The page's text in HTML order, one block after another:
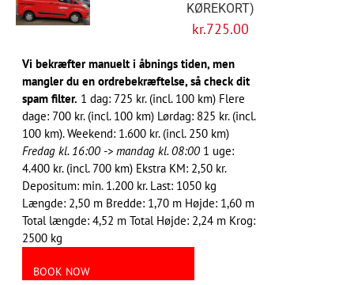
KØREKORT)
kr.725.00
Vi bekræfter manuelt i åbnings tiden, men
mangler du en ordrebekræftelse, så check dit
spam filter. 1 dag: 725 kr. (incl. 100 km) Flere
dage: 700 kr. (incl. 100 km) Lørdag: 825 kr. (incl.
100 km). Weekend: 1.600 kr. (incl. 250 km)
Fredag kl. 16:00 -> mandag kl. 08:00 1 uge:
4.400 kr. (incl. 700 km) Ekstra KM: 2,50 kr.
Depositum: min. 1.200 kr. Last: 1050 kg
Længde: 2,50 m Bredde: 1,70 m Højde: 1,60 m
Total længde: 4,52 m Total Højde: 2,24 m Krog:
2500 kg
BOOK NOW